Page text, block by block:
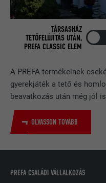
A PREFA termékeinek
gyerekjáték a tető és
beavatkozás után még jól
OLVASSON TOVÁBB
TÁRSASHÁZ
TETŐFELÚJÍTÁS UTÁN,
PREFA CLASSIC ELEM
PREFA CSALÁDI VÁLLALKOZÁS
SZOLGÁLTATÓ
FOLYAMAT 2 év
CÉL
A